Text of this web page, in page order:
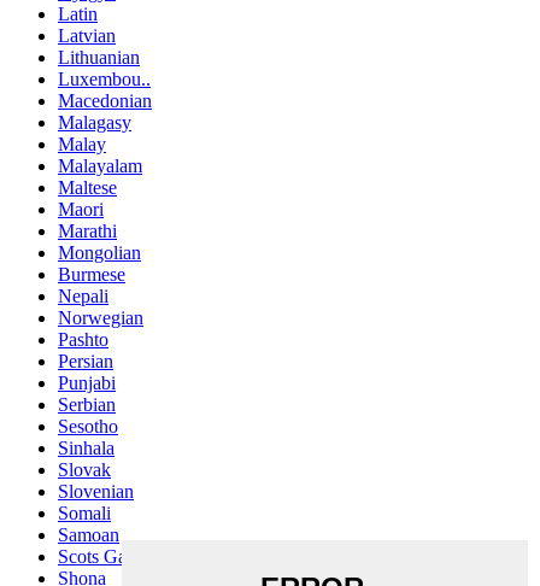
Latin
Latvian
Lithuanian
Luxembou..
Macedonian
Malagasy
Malay
Malayalam
Maltese
Maori
Marathi
Mongolian
Burmese
Nepali
Norwegian
Pashto
Persian
Punjabi
Serbian
Sesotho
Sinhala
Slovak
Slovenian
Somali
Samoan
Scots Gaelic
Shona